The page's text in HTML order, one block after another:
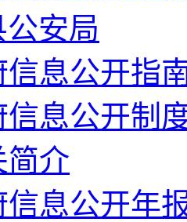
安局
信息公开指
信息公开制
简介
信息公开年